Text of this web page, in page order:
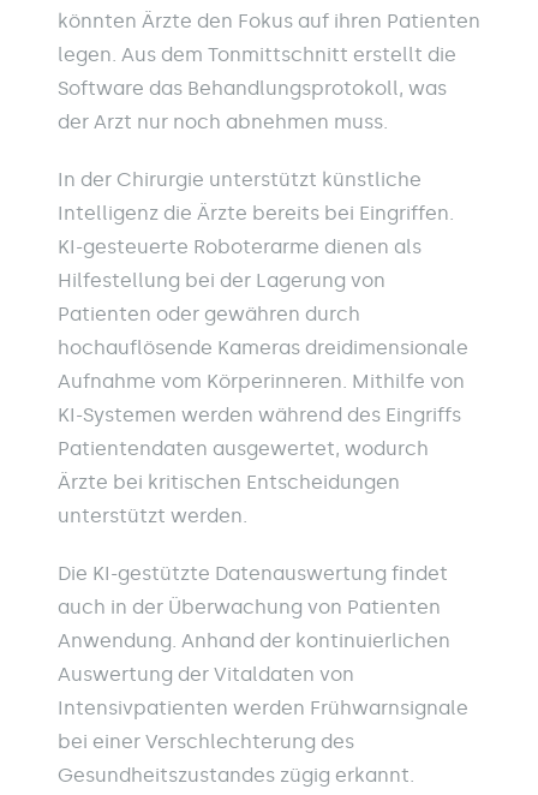
könnten Ärzte den Fokus auf ihren Patienten
legen. Aus dem Tonmittschnitt erstellt die
Software das Behandlungsprotokoll, was
der Arzt nur noch abnehmen muss.
In der Chirurgie unterstützt künstliche
Intelligenz die Ärzte bereits bei Eingriffen.
KI-gesteuerte Roboterarme dienen als
Hilfestellung bei der Lagerung von
Patienten oder gewähren durch
hochauflösende Kameras dreidimensionale
Aufnahme vom Körperinneren. Mithilfe von
KI-Systemen werden während des Eingriffs
Patientendaten ausgewertet, wodurch
Ärzte bei kritischen Entscheidungen
unterstützt werden.
Die KI-gestützte Datenauswertung findet
auch in der Überwachung von Patienten
Anwendung. Anhand der kontinuierlichen
Auswertung der Vitaldaten von
Intensivpatienten werden Frühwarnsignale
bei einer Verschlechterung des
Gesundheitszustandes zügig erkannt.